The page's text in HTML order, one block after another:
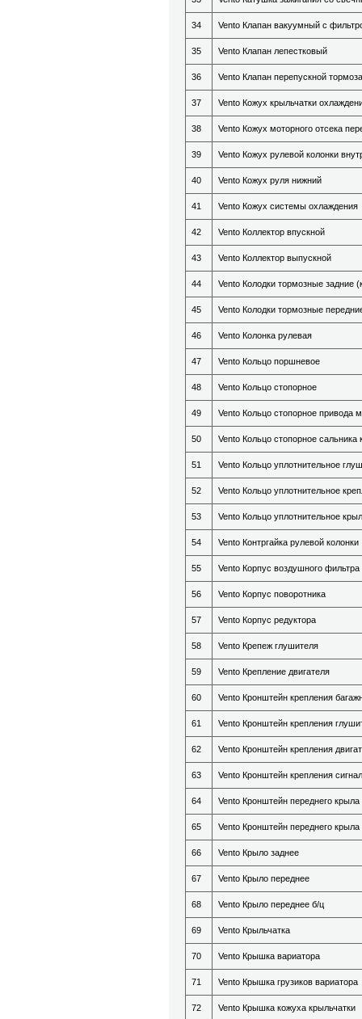
34 Vento Клапан вакуумный с
35 Vento Клапан лепестковый
36 Vento Клапан перепускной тормоза
37 Vento Кожух крыльчатки
38 Vento Кожух моторного отсека
39 Vento Кожух рулевой колонки
40 Vento Кожух руля нижний
41 Vento Кожух системы охлаждения
42 Vento Коллектор впускной
43 Vento Коллектор выпускной
44 Vento Колодки тормозные задние
45 Vento Колодки тормозные
46 Vento Колонка рулевая
47 Vento Кольцо поршневое
48 Vento Кольцо стопорное
49 Vento Кольцо стопорное привода
50 Vento Кольцо стопорное сальника
51 Vento Кольцо уплотнительное
52 Vento Кольцо уплотнительное
53 Vento Кольцо уплотнительное
54 Vento Контргайка рулевой колонки
55 Vento Корпус воздушного фильтра
56 Vento Корпус поворотника
57 Vento Корпус редуктора
58 Vento Крепеж глушителя
59 Vento Крепление двигателя
60 Vento Кронштейн крепления
61 Vento Кронштейн крепления
62 Vento Кронштейн крепления
63 Vento Кронштейн крепления
64 Vento Кронштейн переднего крыла
65 Vento Кронштейн переднего крыла
66 Vento Крыло заднее
67 Vento Крыло переднее
68 Vento Крыло переднее б/ц
69 Vento Крыльчатка
70 Vento Крышка вариатора
71 Vento Крышка грузиков вариатора
72 Vento Крышка кожуха крыльчатки